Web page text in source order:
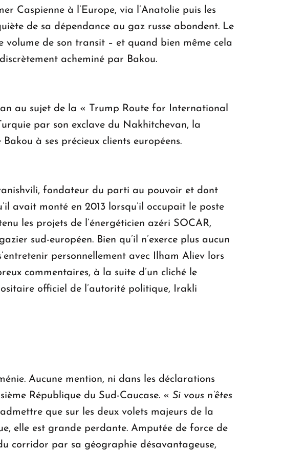
Caspienne à l’Europe, via l’Anatolie puis les
de sa dépendance au gaz russe abondent. Le
de son transit – et quand bien même cela
acheminé par Bakou.
au sujet de la « Trump Route for International
par son exclave du Nakhitchevan, la
à ses précieux clients européens.
fondateur du parti au pouvoir et dont
avait monté en 2013 lorsqu’il occupait le poste
les projets de l’énergéticien azéri SOCAR,
sud-européen. Bien qu’il n’exerce plus aucun
personnellement avec Ilham Aliev lors
commentaires, à la suite d’un cliché le
officiel de l’autorité politique, Irakli
Aucune mention, ni dans les déclarations
République du Sud-Caucase. « Si vous n’êtes
que sur les deux volets majeurs de la
elle est grande perdante. Amputée de force de
corridor par sa géographie désavantageuse,